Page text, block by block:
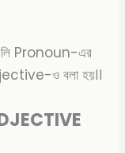
Pronoun-এর
ও বলা হয়।।